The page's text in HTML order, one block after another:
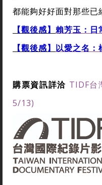
都能夠好好面對那些已
【觀後感】 賴芳玉：日
【觀後感】 以愛之名：
購票資訊詳洽 TIDF台
5/13)